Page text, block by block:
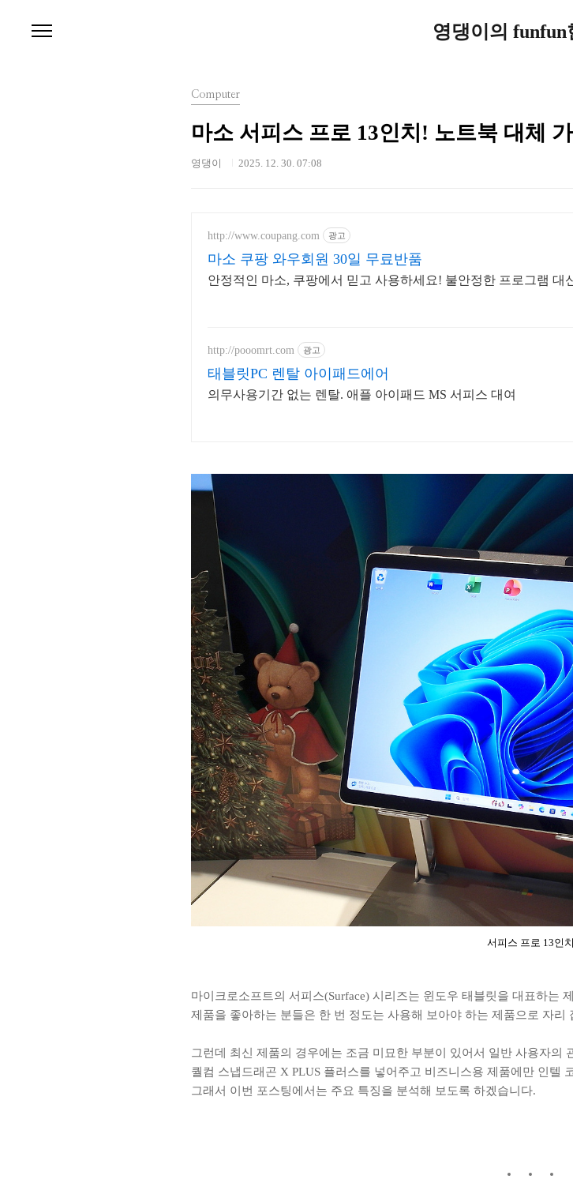
영댕이의 funfun
Computer
마소 서피스 프로 13인치! 노트북 대체
영댕이 2025. 12. 30. 07:08
http://www.coupang.com 광고
마소 쿠팡 와우회원 30일 무료반품
안정적인 마소, 쿠팡에서 믿고 사용하세요! 불안정한 프로그램 대
http://pooomrt.com 광고
태블릿PC 렌탈 아이패드에어
의무사용기간 없는 렌탈. 애플 아이패드 MS 서피스 대여
서피스 프로 13인치
마이크로소프트의 서피스(Surface) 시리즈는 윈도우 태블릿을 대표하는
제품을 좋아하는 분들은 한 번 정도는 사용해 보아야 하는 제품으로 자리
그런데 최신 제품의 경우에는 조금 미묘한 부분이 있어서 일반 사용자의
퀄컴 스냅드래곤 X PLUS 플러스를 넣어주고 비즈니스용 제품에만 인텔
그래서 이번 포스팅에서는 주요 특징을 분석해 보도록 하겠습니다.